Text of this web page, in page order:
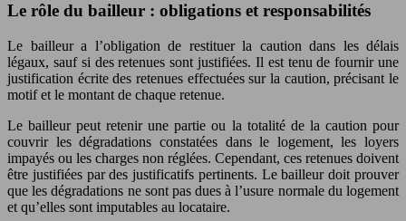
Le rôle du bailleur : obligations et responsabilités
Le bailleur a l’obligation de restituer la caution dans les délais
légaux, sauf si des retenues sont justifiées. Il est tenu de fournir une
justification écrite des retenues effectuées sur la caution, précisant le
motif et le montant de chaque retenue.
Le bailleur peut retenir une partie ou la totalité de la caution pour
couvrir les dégradations constatées dans le logement, les loyers
impayés ou les charges non réglées. Cependant, ces retenues doivent
être justifiées par des justificatifs pertinents. Le bailleur doit prouver
que les dégradations ne sont pas dues à l’usure normale du logement
et qu’elles sont imputables au locataire.